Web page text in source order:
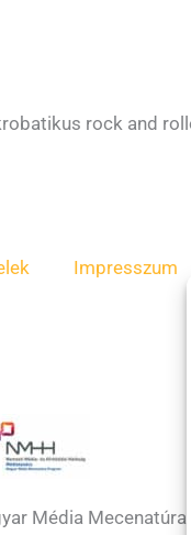
rock and
Impresszum
Média